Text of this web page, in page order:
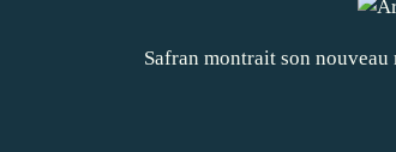
Safran montrait son